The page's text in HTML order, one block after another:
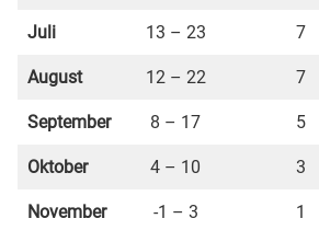
Juli 13 – 23 7
August 12 – 22 7
September 8 – 17 5
Oktober 4 – 10 3
November -1 – 3 1